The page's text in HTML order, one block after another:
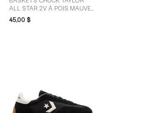
ALL STAR 2V À POIS MAUVES
ET ROSES POUR TOUT-
PETITS
45,00 $